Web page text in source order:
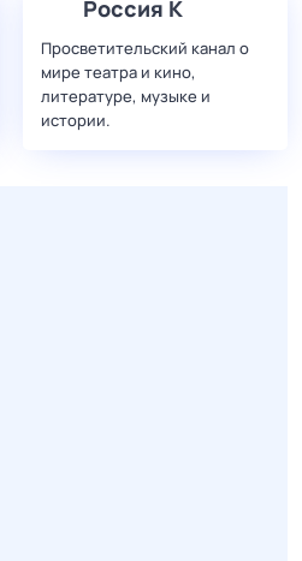
Россия К
Просветительский канал о
мире театра и кино,
литературе, музыке и
истории.